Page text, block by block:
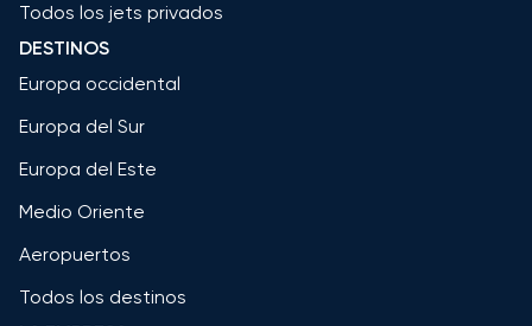
Todos los jets privados
DESTINOS
Europa occidental
Europa del Sur
Europa del Este
Medio Oriente
Aeropuertos
Todos los destinos